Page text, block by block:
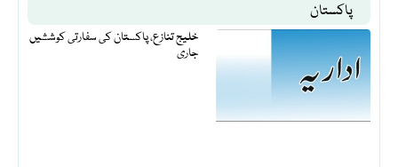
پاکستان
خلیج تنازع، پاکستان کی سفارتی کوششیں
جاری